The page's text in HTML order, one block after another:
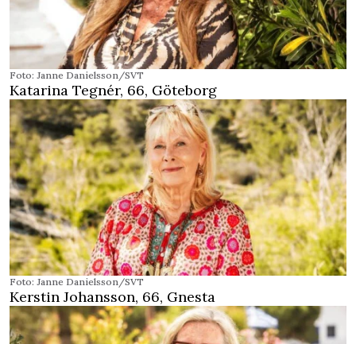
Foto: Janne Danielsson/SVT
Katarina Tegnér, 66, Göteborg
Foto: Janne Danielsson/SVT
Kerstin Johansson, 66, Gnesta